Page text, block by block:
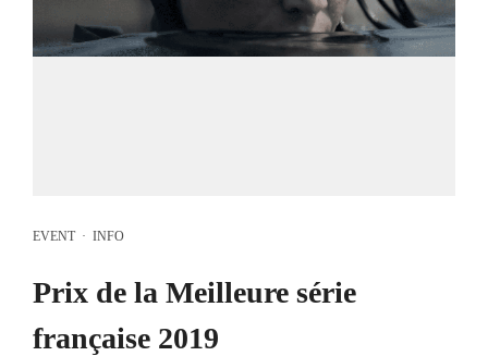
EVENT· INFO
Prix de la Meilleure série
française 2019